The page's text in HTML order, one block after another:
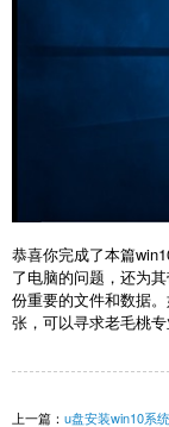
恭喜你完成了本篇
了电脑的问题，还为
份重要的文件和数据
张，可以寻求老毛桃
上一篇： u盘安装win10系